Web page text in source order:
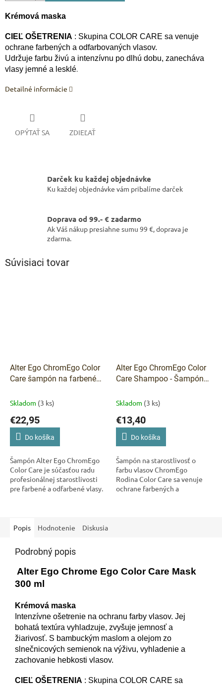
Krémová maska
CIEĽ OŠETRENIA : Skupina COLOR CARE sa venuje
ochrane farbených a odfarbovaných vlasov.
Udržuje farbu živú a intenzívnu po dlhú dobu, zanecháva
vlasy jemné a lesklé.
Detailné informácie
OPÝTAŤ SA ZDIEĽAŤ
Darček ku každej objednávke
Ku každej objednávke vám pribalíme darček
Doprava od 99.- € zadarmo
Ak Váš nákup presiahne sumu 99 €, doprava je
zdarma.
Súvisiaci tovar
Alter Ego ChromEgo Color
Care šampón na farbené
Skladom (3 ks)
€22,95
Do košíka
Šampón Alter Ego ChromEgo
Color Care je súčasťou radu
profesionálnej starostlivosti
pre farbené a odfarbené vlasy.
Alter Ego ChromEgo Color
Care Shampoo - Šampón
Skladom (3 ks)
€13,40
Do košíka
Šampón na starostlivosť o
farbu vlasov ChromEgo
Rodina Color Care sa venuje
ochrane farbených a
Popis Hodnotenie Diskusia
Podrobný popis
Alter Ego Chrome Ego Color Care Mask
300 ml
Krémová maska
Intenzívne ošetrenie na ochranu farby vlasov. Jej
bohatá textúra vyhladzuje, zvyšuje jemnosť a
žiarivosť. S bambuckým maslom a olejom zo
slnečnicových semienok na výživu, vyhladenie a
zachovanie hebkosti vlasov.
CIEĽ OŠETRENIA : Skupina COLOR CARE sa